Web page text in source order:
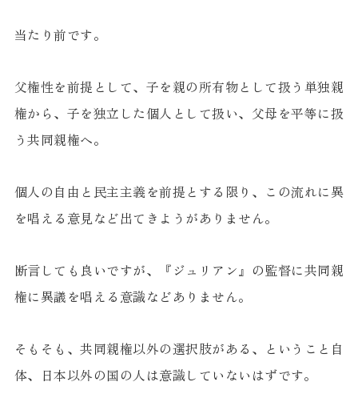
当たり前です。
父権性を前提として、子を親の所有物として扱う単独親
権から、子を独立した個人として扱い、父母を平等に扱
う共同親権へ。
個人の自由と民主主義を前提とする限り、この流れに異
を唱える意見など出てきようがありません。
断言しても良いですが、『ジュリアン』の監督に共同親
権に異議を唱える意識などありません。
そもそも、共同親権以外の選択肢がある、ということ自
体、日本以外の国の人は意識していないはずです。